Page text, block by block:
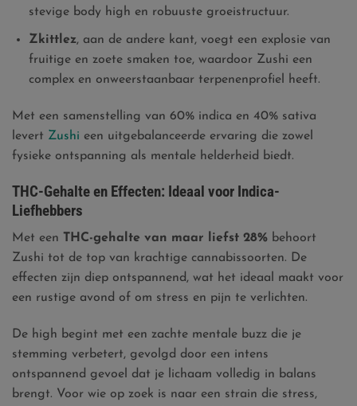
stevige body high en robuuste groeistructuur.
Zkittlez, aan de andere kant, voegt een explosie van
fruitige en zoete smaken toe, waardoor Zushi een
complex en onweerstaanbaar terpenenprofiel heeft.
Met een samenstelling van 60% indica en 40% sativa
levert Zushi een uitgebalanceerde ervaring die zowel
fysieke ontspanning als mentale helderheid biedt.
THC-Gehalte en Effecten: Ideaal voor Indica-
Liefhebbers
Met een THC-gehalte van maar liefst 28% behoort
Zushi tot de top van krachtige cannabissoorten. De
effecten zijn diep ontspannend, wat het ideaal maakt voor
een rustige avond of om stress en pijn te verlichten.
De high begint met een zachte mentale buzz die je
stemming verbetert, gevolgd door een intens
ontspannend gevoel dat je lichaam volledig in balans
brengt. Voor wie op zoek is naar een strain die stress,